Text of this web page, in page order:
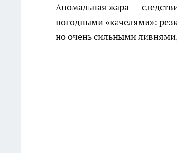
Аномальная жара —
погодными «качелями»:
но очень сильными